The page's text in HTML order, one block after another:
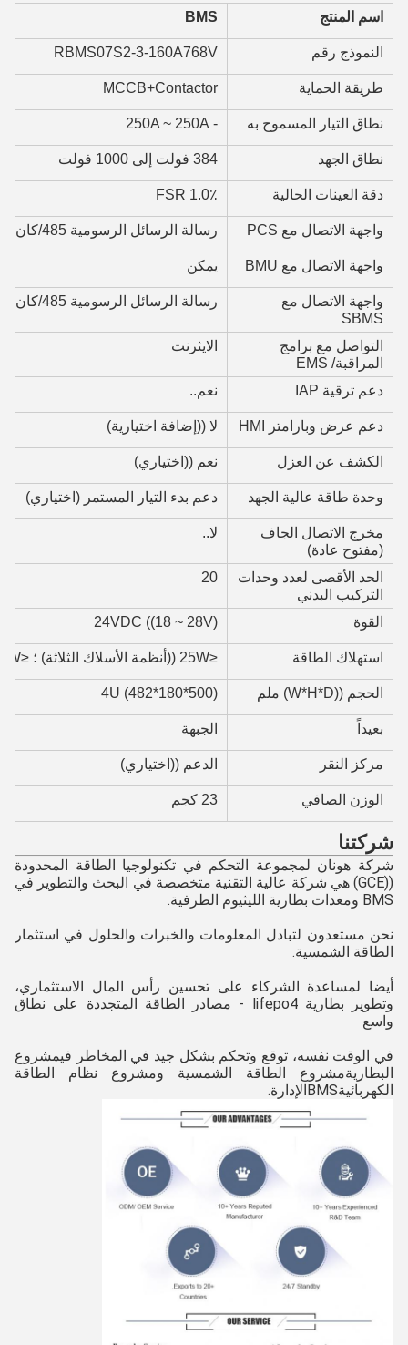
اسم المنتج BMS
النموذج رقم RBMS07S2-3-160A768V
طريقة الحماية MCCB+Contactor
نطاق التيار المسموح به - 250A ~ 250A
نطاق الجهد 384 فولت إلى 1000 فولت
دقة العينات الحالية 1.0٪ FSR
واجهة الاتصال مع PCS رسالة الرسائل الرسومية 485/كان
واجهة الاتصال مع BMU يمكن
واجهة الاتصال مع
SBMS
رسالة الرسائل الرسومية 485/كان
التواصل مع برامج
المراقبة/ EMS
الايثرنت
دعم ترقية IAP نعم..
دعم عرض وبارامتر HMI لا ((إضافة اختيارية)
الكشف عن العزل نعم ((اختياري)
وحدة طاقة عالية الجهد دعم بدء التيار المستمر (اختياري)
مخرج الاتصال الجاف
(مفتوح عادة)
لا..
الحد الأقصى لعدد وحدات
التركيب البدني
20
القوة 24VDC ((18 ~ 28V)
استهلاك الطاقة ≤25W ((أنظمة الأسلاك الثلاثة) ؛ ≤15W ((أنظمة الأسلاك الثنائية))
الحجم ((W*H*D) ملم 4U (482*180*500)
بعيداً الجبهة
مركز النقر الدعم ((اختياري)
الوزن الصافي 23 كجم
شركتنا
BMS ومعدات بطارية الليثيوم الطرفية.
الطاقة الشمسية.
واسع
في الوقت نفسه، توقع وتحكم بشكل جيد في المخاطر في
البطارية
الكهربائيةBMSالإدارة.